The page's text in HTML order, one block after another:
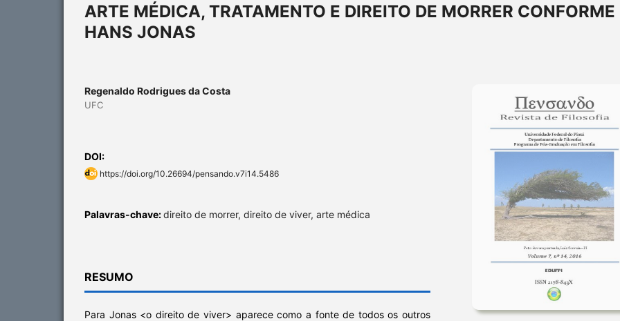
ARTE MÉDICA, TRATAMENTO E DIREITO DE MORRER CONFORME
HANS JONAS
Regenaldo Rodrigues da Costa
UFC
DOI:
https://doi.org/10.26694/pensando.v7i14.5486
Palavras-chave:direito de morrer, direito de viver, arte médica
RESUMO
Para Jonas <o direito de viver> aparece como a fonte de todos os outros